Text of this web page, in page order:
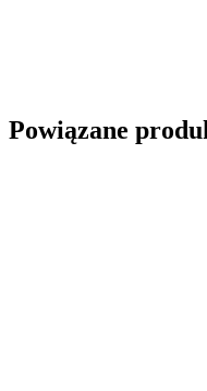
Powiązane